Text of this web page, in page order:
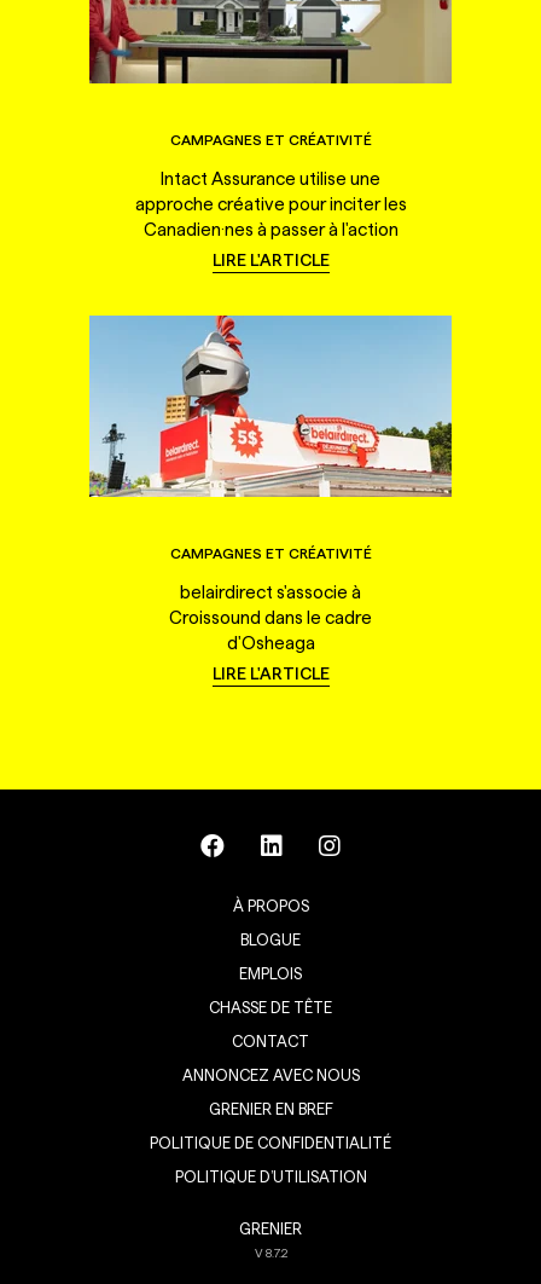
CAMPAGNES ET CRÉATIVITÉ
Intact Assurance utilise une
approche créative pour inciter les
Canadien·nes à passer à l'action
LIRE L'ARTICLE
CAMPAGNES ET CRÉATIVITÉ
belairdirect s'associe à
Croissound dans le cadre
d'Osheaga
LIRE L'ARTICLE
À PROPOS
BLOGUE
EMPLOIS
CHASSE DE TÊTE
CONTACT
ANNONCEZ AVEC NOUS
GRENIER EN BREF
POLITIQUE DE CONFIDENTIALITÉ
POLITIQUE D’UTILISATION
GRENIER
V8.7.2